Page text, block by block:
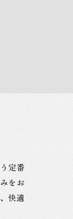
定番
をお
快適